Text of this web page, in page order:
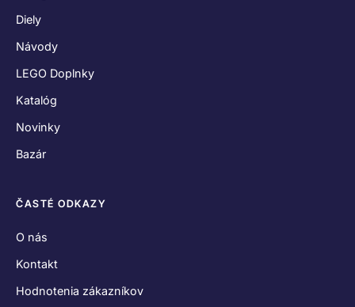
Diely
Návody
LEGO Doplnky
Katalóg
Novinky
Bazár
ČASTÉ ODKAZY
O nás
Kontakt
Hodnotenia zákazníkov